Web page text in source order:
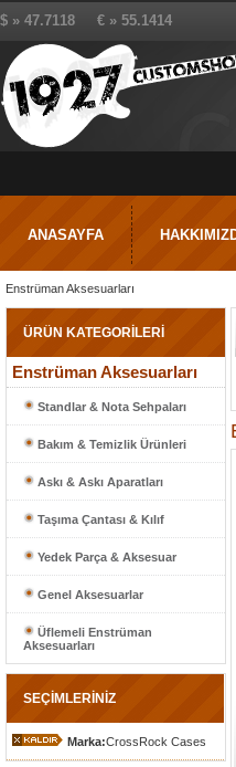
$ » 47.7118 € » 55.1414
ANASAYFA
Enstrüman Aksesuarları
ÜRÜN KATEGORİLERİ
Enstrüman Aksesuarları
Standlar & Nota Sehpaları
Bakım & Temizlik Ürünleri
Askı & Askı Aparatları
Taşıma Çantası & Kılıf
Yedek Parça & Aksesuar
Genel Aksesuarlar
Üflemeli Enstrüman
Aksesuarları
SEÇİMLERİNİZ
Marka:CrossRock Cases